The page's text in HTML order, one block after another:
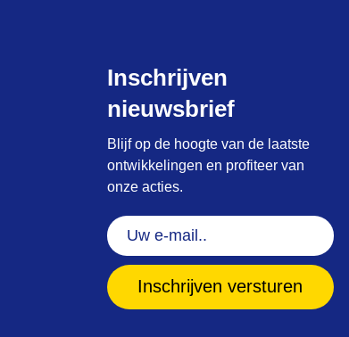
Inschrijven
nieuwsbrief
Blijf op de hoogte van de laatste
ontwikkelingen en profiteer van
onze acties.
Uw
e-
mail..